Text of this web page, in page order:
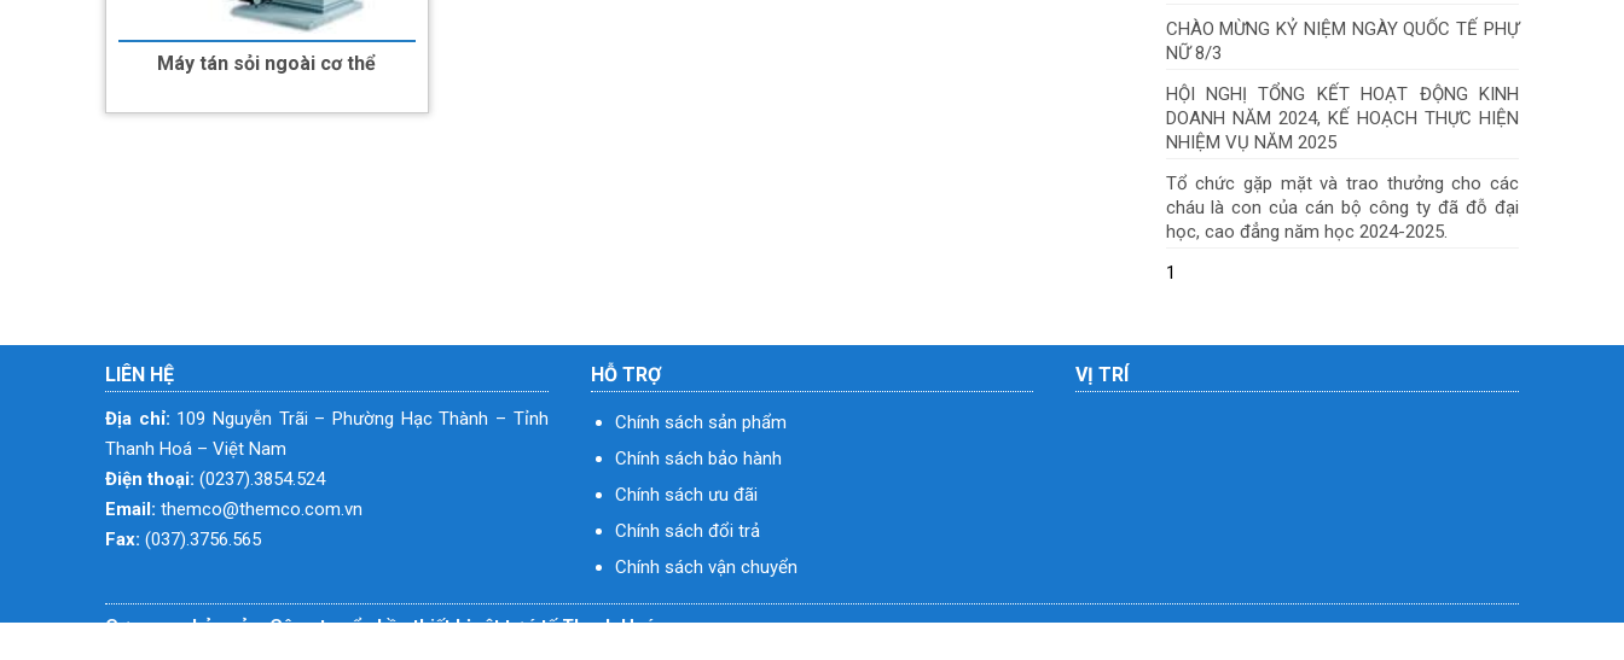
Máy tán sỏi ngoài cơ thể
CHÀO MỪNG KỶ NIỆM NGÀY QUỐC TẾ PHỰ
NỮ 8/3
HỘI NGHỊ TỔNG KẾT HOẠT ĐỘNG KINH
DOANH NĂM 2024, KẾ HOẠCH THỰC HIỆN
NHIỆM VỤ NĂM 2025
Tổ chức gặp mặt và trao thưởng cho các
cháu là con của cán bộ công ty đã đỗ đại
học, cao đẳng năm học 2024-2025.
1
LIÊN HỆ
Địa chỉ: 109 Nguyễn Trãi – Phường Hạc Thành – Tỉnh
Thanh Hoá – Việt Nam
Điện thoại: (0237).3854.524
Email: themco@themco.com.vn
Fax: (037).3756.565
HỖ TRỢ
Chính sách sản phẩm
Chính sách bảo hành
Chính sách ưu đãi
Chính sách đổi trả
Chính sách vận chuyển
VỊ TRÍ
Cơ quan chủ quản: Công ty cổ phần thiết bị vật tư ý tế Thanh Hoá